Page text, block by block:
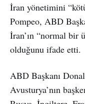
İran yönetimini
Pompeo, ABD
İran’ın “normal bir
olduğunu ifade etti.
ABD Başkanı
Avusturya’nın